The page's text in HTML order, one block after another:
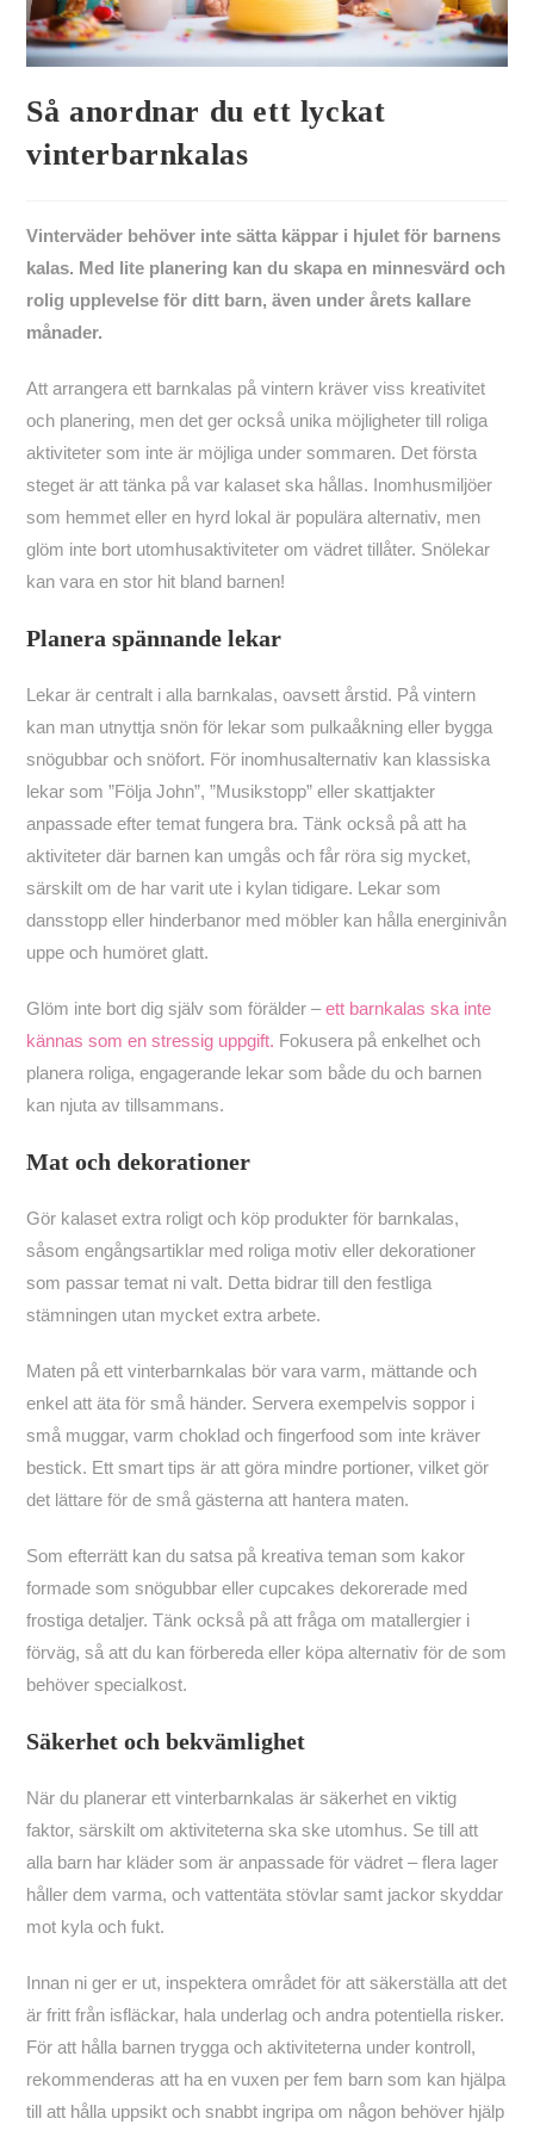
Så anordnar du ett lyckat
vinterbarnkalas
Vinterväder behöver inte sätta käppar i hjulet för barnens
kalas. Med lite planering kan du skapa en minnesvärd och
rolig upplevelse för ditt barn, även under årets kallare
månader.
Att arrangera ett barnkalas på vintern kräver viss kreativitet
och planering, men det ger också unika möjligheter till roliga
aktiviteter som inte är möjliga under sommaren. Det första
steget är att tänka på var kalaset ska hållas. Inomhusmiljöer
som hemmet eller en hyrd lokal är populära alternativ, men
glöm inte bort utomhusaktiviteter om vädret tillåter. Snölekar
kan vara en stor hit bland barnen!
Planera spännande lekar
Lekar är centralt i alla barnkalas, oavsett årstid. På vintern
kan man utnyttja snön för lekar som pulkaåkning eller bygga
snögubbar och snöfort. För inomhusalternativ kan klassiska
lekar som ”Följa John”, ”Musikstopp” eller skattjakter
anpassade efter temat fungera bra. Tänk också på att ha
aktiviteter där barnen kan umgås och får röra sig mycket,
särskilt om de har varit ute i kylan tidigare. Lekar som
dansstopp eller hinderbanor med möbler kan hålla energinivån
uppe och humöret glatt.
Glöm inte bort dig själv som förälder –ett barnkalas ska inte
kännas som en stressig uppgift. Fokusera på enkelhet och
planera roliga, engagerande lekar som både du och barnen
kan njuta av tillsammans.
Mat och dekorationer
Gör kalaset extra roligt och köp produkter för barnkalas,
såsom engångsartiklar med roliga motiv eller dekorationer
som passar temat ni valt. Detta bidrar till den festliga
stämningen utan mycket extra arbete.
Maten på ett vinterbarnkalas bör vara varm, mättande och
enkel att äta för små händer. Servera exempelvis soppor i
små muggar, varm choklad och fingerfood som inte kräver
bestick. Ett smart tips är att göra mindre portioner, vilket gör
det lättare för de små gästerna att hantera maten.
Som efterrätt kan du satsa på kreativa teman som kakor
formade som snögubbar eller cupcakes dekorerade med
frostiga detaljer. Tänk också på att fråga om matallergier i
förväg, så att du kan förbereda eller köpa alternativ för de som
behöver specialkost.
Säkerhet och bekvämlighet
När du planerar ett vinterbarnkalas är säkerhet en viktig
faktor, särskilt om aktiviteterna ska ske utomhus. Se till att
alla barn har kläder som är anpassade för vädret – flera lager
håller dem varma, och vattentäta stövlar samt jackor skyddar
mot kyla och fukt.
Innan ni ger er ut, inspektera området för att säkerställa att det
är fritt från isfläckar, hala underlag och andra potentiella risker.
För att hålla barnen trygga och aktiviteterna under kontroll,
rekommenderas att ha en vuxen per fem barn som kan hjälpa
till att hålla uppsikt och snabbt ingripa om någon behöver hjälp